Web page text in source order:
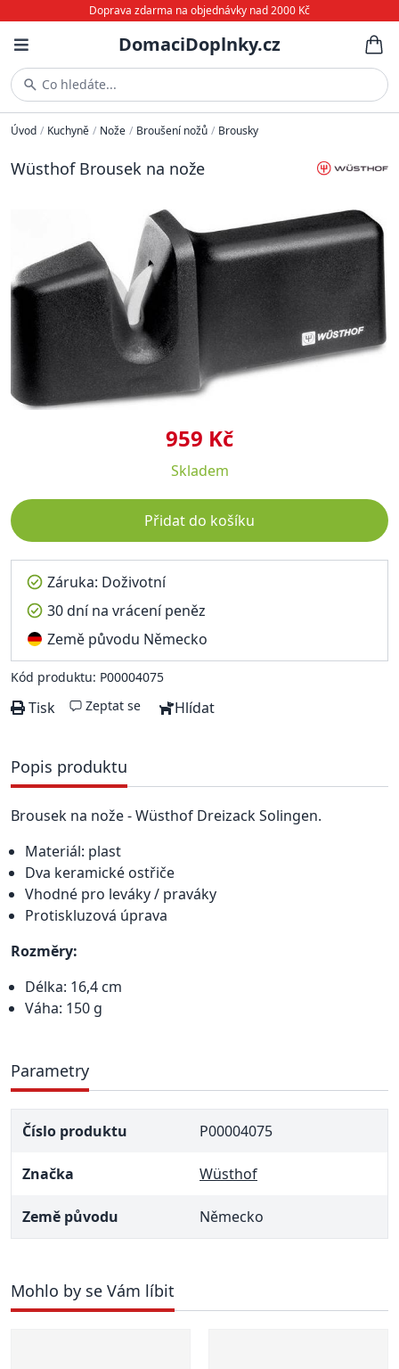
Doprava zdarma na objednávky nad 2000 Kč
DomaciDoplnky.cz
Co hledáte...
Úvod / Kuchyně / Nože / Broušení nožů / Brousky
Wüsthof Brousek na nože
959 Kč
Skladem
Přidat do košíku
Záruka: Doživotní
30 dní na vrácení peněz
Země původu Německo
Kód produktu: P00004075
Tisk Zeptat se Hlídat
Popis produktu
Brousek na nože - Wüsthof Dreizack Solingen.
Materiál: plast
Dva keramické ostřiče
Vhodné pro leváky / praváky
Protiskluzová úprava
Rozměry:
Délka: 16,4 cm
Váha: 150 g
Parametry
Číslo produktu P00004075
Značka Wüsthof
Země původu Německo
Mohlo by se Vám líbit